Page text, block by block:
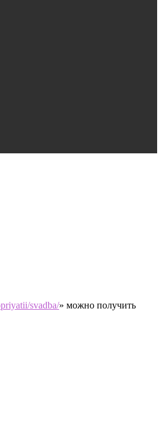
svadba/» можно получить